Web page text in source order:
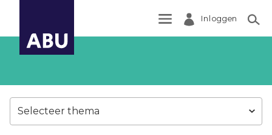
Inloggen
Selecteer thema